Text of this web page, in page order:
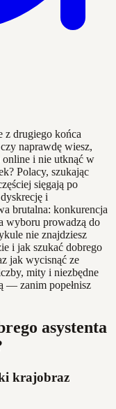
z drugiego końca
naprawdę wiesz,
online i nie utknąć w
Polacy, szukając
sięgają po
i
brutalna: konkurencja
wyboru prowadzą do
nie znajdziesz
i jak szukać dobrego
jak wycisnąć ze
mity i niezbędne
— zanim popełnisz
asystenta
krajobraz